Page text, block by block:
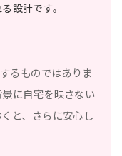
設計です。
るものではありま
に自宅を映さない
と、さらに安心し